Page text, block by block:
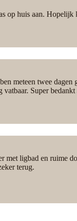
op huis aan.
meteen twee
Super
ligbad en ruime
terug.